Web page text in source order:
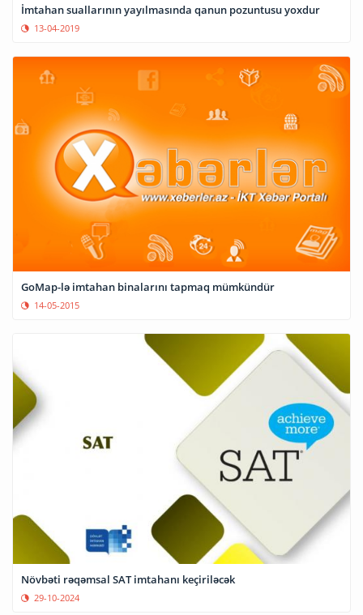
İmtahan suallarının yayılmasında qanun pozuntusu yoxdur
13-04-2019
GoMap-lə imtahan binalarını tapmaq mümkündür
14-05-2015
Növbəti rəqəmsal SAT imtahanı keçiriləcək
29-10-2024